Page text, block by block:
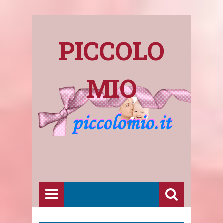
PICCOLO
MIO